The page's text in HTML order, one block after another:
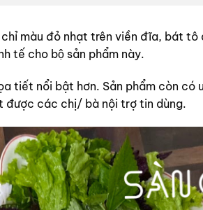
màu đỏ nhạt trên viền đĩa, bát
tế cho bộ sản phẩm này.
tiết nổi bật hơn. Sản phẩm còn có
được các chị/ bà nội trợ tin dùng.